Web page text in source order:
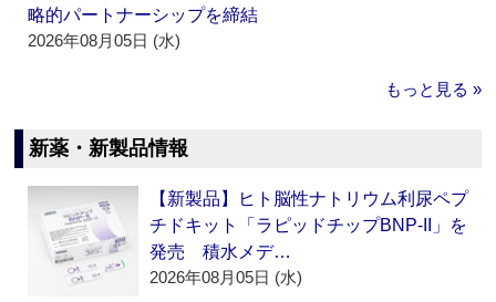
略的パートナーシップを締結
2026年08月05日 (水)
もっと見る »
新薬・新製品情報
【新製品】ヒト脳性ナトリウム利尿ペプ
チドキット「ラピッドチップBNP-II」を
発売 積水メデ…
2026年08月05日 (水)